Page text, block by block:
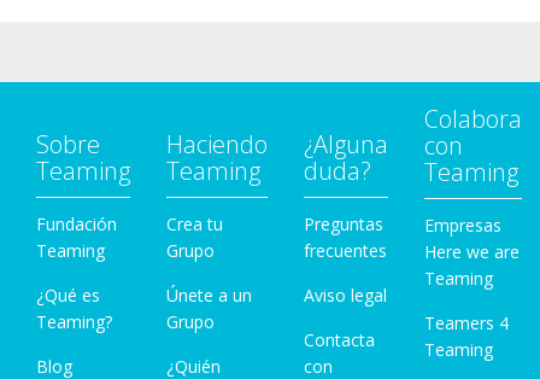
Sobre
Teaming
Fundación
Teaming
¿Qué es
Teaming?
Blog
Haciendo
Teaming
Crea tu
Grupo
Únete a un
Grupo
¿Quién
¿Alguna
duda?
Preguntas
frecuentes
Aviso legal
Contacta
con
Colabora
con
Teaming
Empresas
Here we are
Teaming
Teamers 4
Teaming